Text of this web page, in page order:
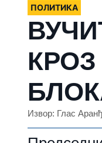
ПОЛИТИКА
КРОЗ
Извор: Глас